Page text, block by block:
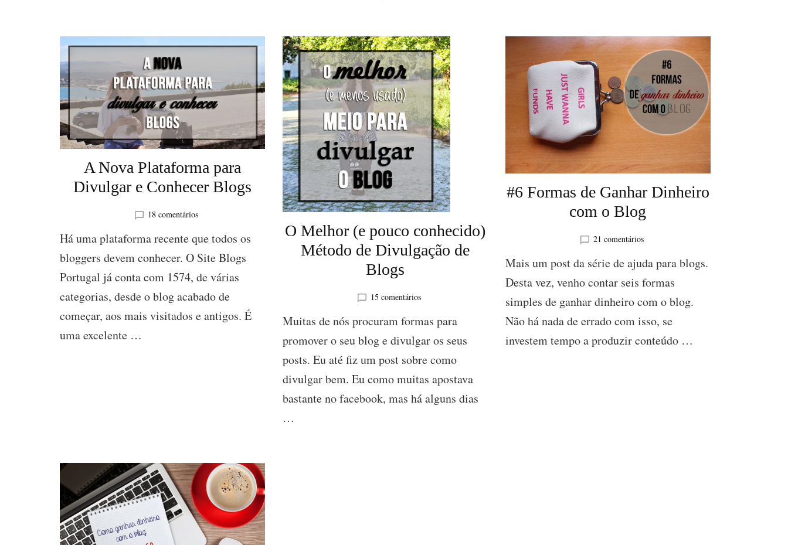
A Nova Plataforma para
Divulgar e Conhecer Blogs
18 comentáriosem
Nova
para
Divulgar
Conhecer
Blogs
Há uma plataforma recente que todos os
bloggers devem conhecer. O Site Blogs
Portugal já conta com 1574, de várias
categorias, desde o blog acabado de
começar, aos mais visitados e antigos. É
uma excelente …
O Melhor (e pouco conhecido)
Método de Divulgação de
Blogs
15 comentáriosem
Melhor
pouco
conhecido)
de
Divulgação
Muitas de nós procuram formas para
promover o seu blog e divulgar os seus
posts. Eu até fiz um post sobre como
divulgar bem. Eu como muitas apostava
bastante no facebook, mas há alguns dias
…
#6 Formas de Ganhar Dinheiro
com o Blog
21 comentáriosem
Formas
Ganhar
Dinheiro
o
Blog
Mais um post da série de ajuda para blogs.
Desta vez, venho contar seis formas
simples de ganhar dinheiro com o blog.
Não há nada de errado com isso, se
investem tempo a produzir conteúdo …